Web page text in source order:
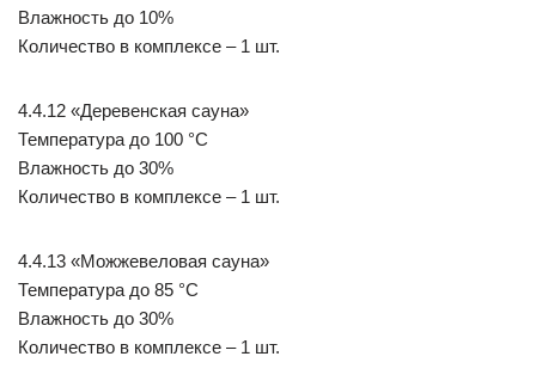
Влажность до 10%
Количество в комплексе – 1 шт.
4.4.12 «Деревенская сауна»
Температура до 100 °С
Влажность до 30%
Количество в комплексе – 1 шт.
4.4.13 «Можжевеловая сауна»
Температура до 85 °С
Влажность до 30%
Количество в комплексе – 1 шт.